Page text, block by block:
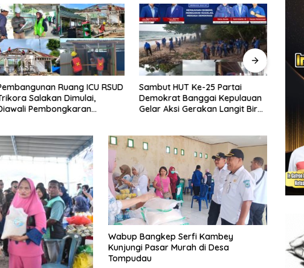
Ruang ICU RSUD
Salakan Dimulai,
Pembongkaran
Sambut HUT Ke-25 Partai
Demokrat Banggai Kepulauan
Gelar Aksi Gerakan Langit Biru
Wabup Bangkep Serfi Kambey
Kunjungi Pasar Murah di Desa
Tompudau